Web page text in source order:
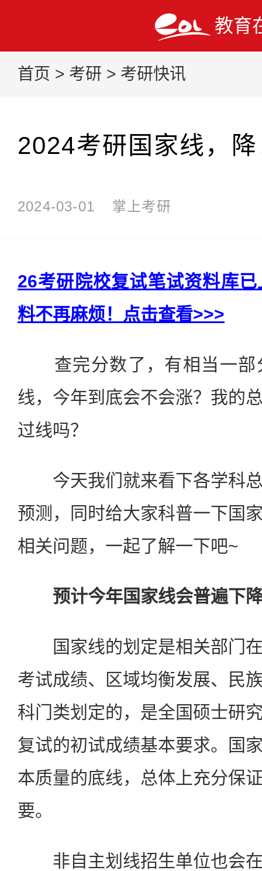
教育
首页 > 考研 > 考研快讯
2024考研国家线，
2024-03-01 掌上考研
26考研院校复试笔试资料库
料不再麻烦！点击查看>>>
查完分数了，有相当一部
线，今年到底会不会涨？我的
过线吗？
今天我们就来看下各学科总
预测，同时给大家科普一下国
相关问题，一起了解一下吧~
预计今年国家线会普遍下
国家线的划定是相关部门在
考试成绩、区域均衡发展、民
科门类划定的，是全国硕士研
复试的初试成绩基本要求。国
本质量的底线，总体上充分保
要。
非自主划线招生单位也会在